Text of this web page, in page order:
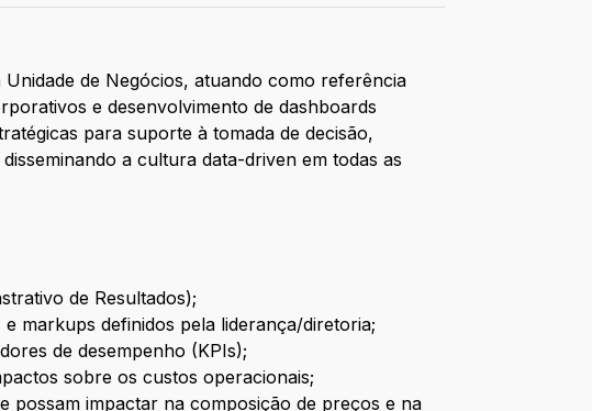
de Negócios, atuando como referência
e desenvolvimento de dashboards
para suporte à tomada de decisão,
a cultura data-driven em todas as
de Resultados);
markups definidos pela liderança/diretoria;
de desempenho (KPIs);
sobre os custos operacionais;
possam impactar na composição de preços e na